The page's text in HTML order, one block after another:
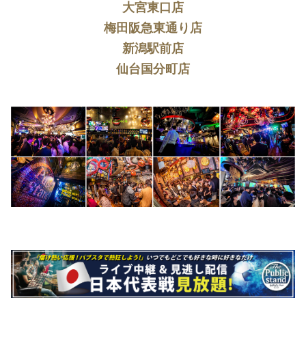
大宮東口店
梅田阪急東通り店
新潟駅前店
仙台国分町店